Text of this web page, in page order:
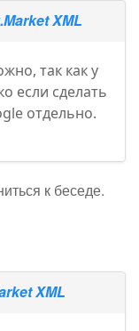
XML
так как у
если сделать
отдельно.
к беседе.
XML